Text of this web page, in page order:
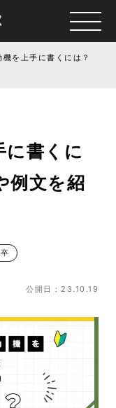
機を上手に書くには？
に書くに
例文を紹
公開日：23.10.19